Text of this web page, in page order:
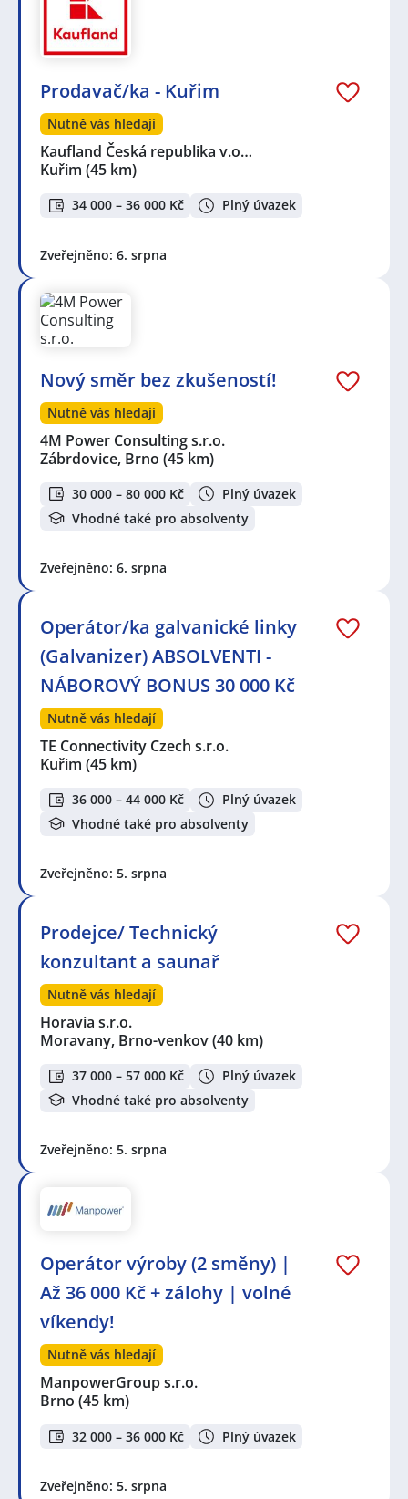
Prodavač/ka - Kuřim
Nutně vás hledají
Kaufland Česká republika v.o…
Kuřim (45 km)
34 000 – 36 000 Kč Plný úvazek
Zveřejněno: 6. srpna
Nový směr bez zkušeností!
Nutně vás hledají
4M Power Consulting s.r.o.
Zábrdovice, Brno (45 km)
30 000 – 80 000 Kč
Plný úvazek
Vhodné také pro absolventy
Zveřejněno: 6. srpna
Operátor/ka galvanické linky
(Galvanizer) ABSOLVENTI -
NÁBOROVÝ BONUS 30 000 Kč
Nutně vás hledají
TE Connectivity Czech s.r.o.
Kuřim (45 km)
36 000 – 44 000 Kč
Plný úvazek
Vhodné také pro absolventy
Zveřejněno: 5. srpna
Prodejce/ Technický
konzultant a saunař
Nutně vás hledají
Horavia s.r.o.
Moravany, Brno-venkov(40 km)
37 000 – 57 000 Kč
Plný úvazek
Vhodné také pro absolventy
Zveřejněno: 5. srpna
Operátor výroby (2 směny) |
Až 36 000 Kč + zálohy | volné
víkendy!
Nutně vás hledají
ManpowerGroup s.r.o.
Brno (45 km)
32 000 – 36 000 Kč Plný úvazek
Zveřejněno: 5. srpna